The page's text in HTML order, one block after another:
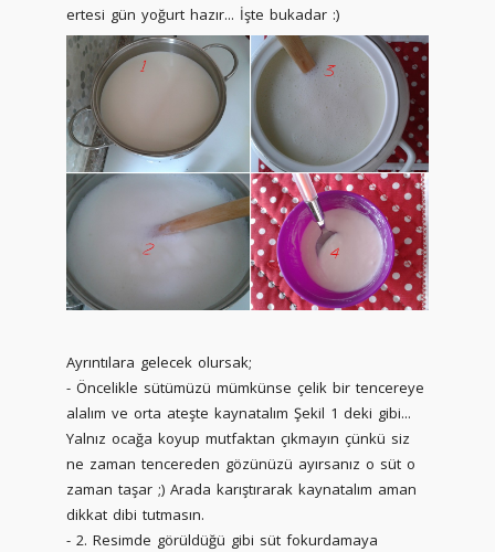
ertesi gün yoğurt hazır... İşte bukadar :)
Ayrıntılara gelecek olursak;
- Öncelikle sütümüzü mümkünse çelik bir tencereye
alalım ve orta ateşte kaynatalım Şekil 1 deki gibi...
Yalnız ocağa koyup mutfaktan çıkmayın çünkü siz
ne zaman tencereden gözünüzü ayırsanız o süt o
zaman taşar ;) Arada karıştırarak kaynatalım aman
dikkat dibi tutmasın.
- 2. Resimde görüldüğü gibi süt fokurdamaya